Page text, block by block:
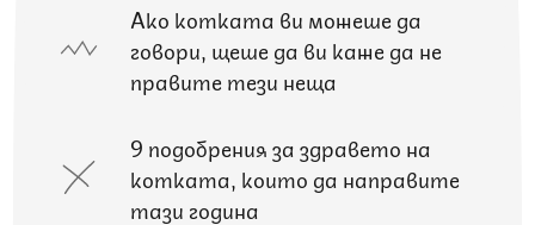
Ако котката ви можеше да
говори, щеше да ви каже да не
правите тези неща
9 подобрения за здравето на
котката, които да направите
тази година